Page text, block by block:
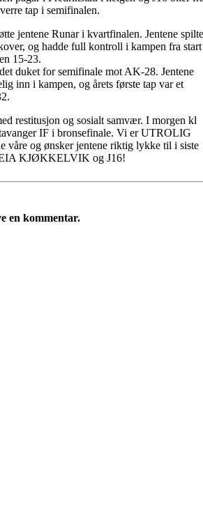
tap i semifinalen.
jentene Runar i kvartfinalen. Jentene spilte
og hadde full kontroll i kampen fra start
15-23.
duket for semifinale mot AK-28. Jentene
inn i kampen, og årets første tap var et
restitusjon og sosialt samvær. I morgen kl
IF i bronsefinale. Vi er UTROLIG
våre og ønsker jentene riktig lykke til i siste
KJØKKELVIK og J16!
en kommentar.